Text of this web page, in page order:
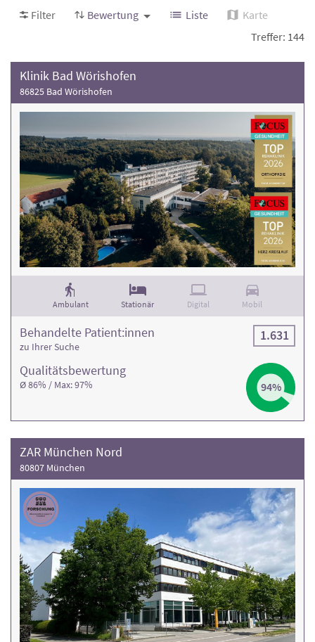
und mentale Übungen durchgeführt, die die erneute Arbeits-
Finden Sie deutschlandweit Rehakliniken mit dem
SchwerpunktKardiologie
fachkundig und kompetent zur Seite stehen. Nehmen Sie
Filter Bewertung Liste
Karte
Treffer: 144
Klinik Bad Wörishofen
86825 Bad Wörishofen
Ambulant Stationär Digital Mobil
Qualitäts­bewertung
Ø 86% / Max: 97% 94%
Behandelte Patient:innen
zu Ihrer Suche
1.631
ZAR München Nord
80807 München